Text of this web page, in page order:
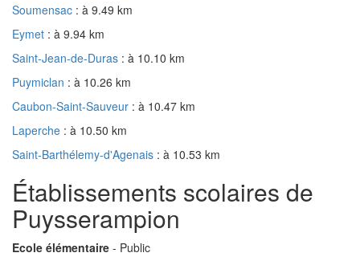
Soumensac : à 9.49 km
Eymet : à 9.94 km
Saint-Jean-de-Duras : à 10.10 km
Puymiclan : à 10.26 km
Caubon-Saint-Sauveur : à 10.47 km
Laperche : à 10.50 km
Saint-Barthélemy-d'Agenais : à 10.53 km
Établissements scolaires de
Puysserampion
Ecole élémentaire - Public